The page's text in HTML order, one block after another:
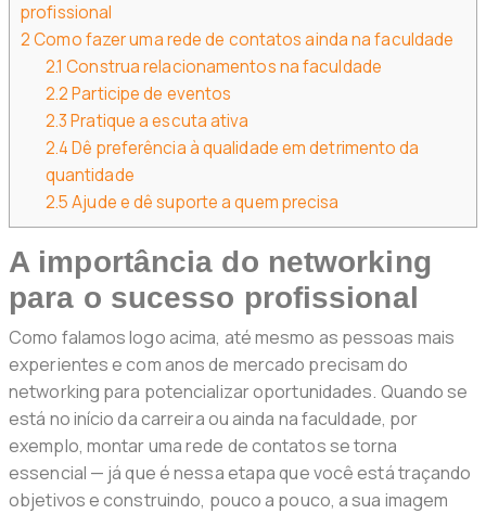
profissional
2Como fazer uma rede de contatos ainda na faculdade
2.1 Construa relacionamentos na faculdade
2.2Participe de eventos
2.3Pratique a escuta ativa
2.4Dê preferência à qualidade em detrimento da
quantidade
2.5Ajude e dê suporte a quem precisa
A importância do networking
para o sucesso profissional
Como falamos logo acima, até mesmo as pessoas mais
experientes e com anos de mercado precisam do
networking para potencializar oportunidades. Quando se
está no início da carreira ou ainda na faculdade, por
exemplo, montar uma rede de contatos se torna
essencial — já que é nessa etapa que você está traçando
objetivos e construindo, pouco a pouco, a sua imagem